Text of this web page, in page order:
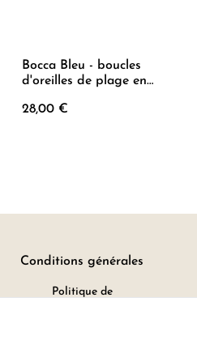
Bocca Bleu - boucles
d'oreilles de plage en
28,00 €
Conditions générales
Politique de